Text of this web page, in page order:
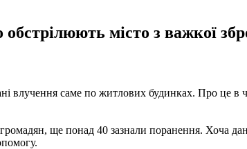
місто з важкої
влучення саме по житлових будинках. Про це в
ще понад 40 зазнали поранення. Хоча